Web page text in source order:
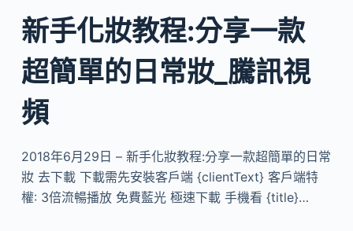
新手化妝教程:分享一款
超簡單的日常妝_騰訊視
頻
2018年6月29日 – 新手化妝教程:分享一款超簡單的日常
妝 去下載 下載需先安裝客戶端 {clientText} 客戶端特
權: 3倍流暢播放 免費藍光 極速下載 手機看 {title}…